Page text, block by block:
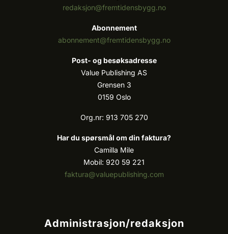
redaksjon@fremtidensbygg.no
Abonnement
abonnement@fremtidensbygg.no
Post- og besøksadresse
Value Publishing AS
Grensen 3
0159 Oslo
Org.nr: 913 705 270
Har du spørsmål om din faktura?
Camilla Mile
Mobil: 920 59 221
faktura@valuepublishing.com
Administrasjon/redaksjon